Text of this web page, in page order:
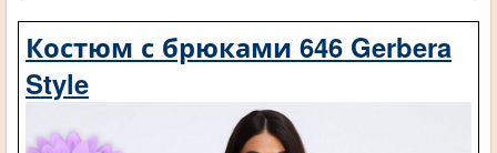
Костюм с брюками 646 Gerbera
Style